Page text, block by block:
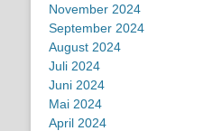
November 2024
September 2024
August 2024
Juli 2024
Juni 2024
Mai 2024
April 2024